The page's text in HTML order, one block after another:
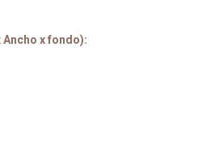
Ancho x fondo):